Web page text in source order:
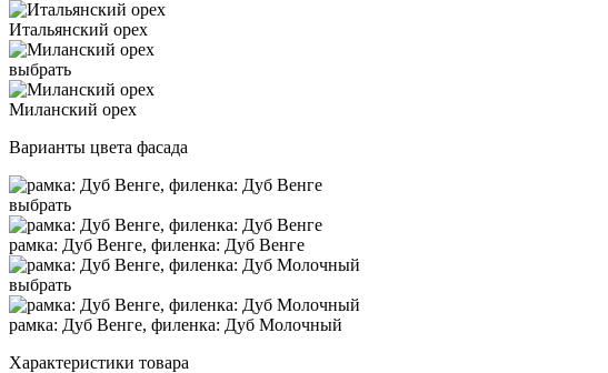
Итальянский орех
выбрать
Миланский орех
Варианты цвета фасада
выбрать
рамка: Дуб Венге, филенка: Дуб Венге
выбрать
рамка: Дуб Венге, филенка: Дуб Молочный
Характеристики товара